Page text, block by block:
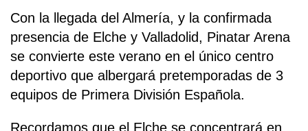
Con la llegada del Almería, y la confirmada
presencia de Elche y Valladolid, Pinatar Arena
se convierte este verano en el único centro
deportivo que albergará pretemporadas de 3
equipos de Primera División Española.
Recordamos que el Elche se concentrará en